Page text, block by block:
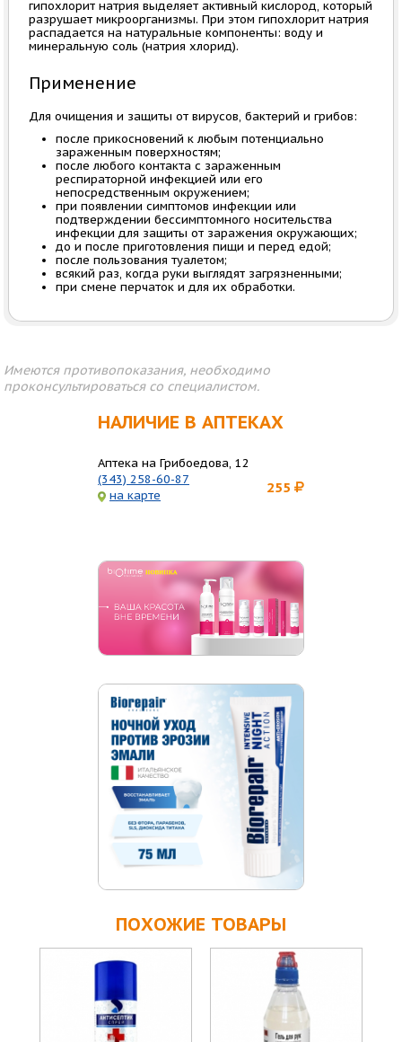
гипохлорит натрия выделяет активный кислород, который
разрушает микроорганизмы. При этом гипохлорит натрия
распадается на натуральные компоненты: воду и
минеральную соль (натрия хлорид).
Применение
Для очищения и защиты от вирусов, бактерий и грибов:
после прикосновений к любым потенциально
зараженным поверхностям;
после любого контакта с зараженным
респираторной инфекцией или его
непосредственным окружением;
при появлении симптомов инфекции или
подтверждении бессимптомного носительства
инфекции для защиты от заражения окружающих;
до и после приготовления пищи и перед едой;
после пользования туалетом;
всякий раз, когда руки выглядят загрязненными;
при смене перчаток и для их обработки.
Имеются противопоказания, необходимо
проконсультироваться со специалистом.
НАЛИЧИЕ В АПТЕКАХ
Аптека на Грибоедова, 12
(343) 258-60-87
на карте
255
ПОХОЖИЕ ТОВАРЫ